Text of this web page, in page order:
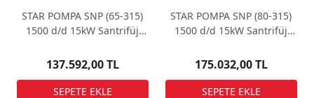
STAR POMPA SNP (65-315)
1500 d/d 15kW Santrifüj
137.592,00 TL
STAR POMPA SNP (80-315)
1500 d/d 15kW Santrifüj
175.032,00 TL